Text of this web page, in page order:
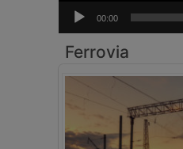
00:00
Ferrovia